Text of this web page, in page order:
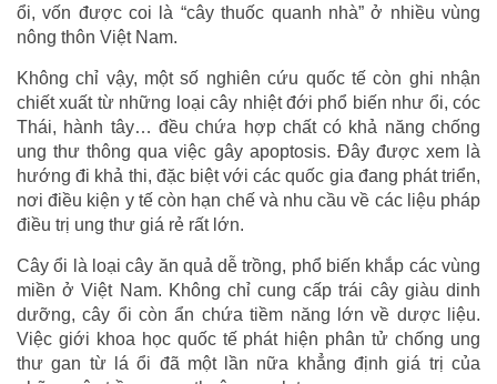
ổi, vốn được coi là “cây thuốc quanh nhà” ở nhiều vùng
nông thôn Việt Nam.
Không chỉ vậy, một số nghiên cứu quốc tế còn ghi nhận
chiết xuất từ những loại cây nhiệt đới phổ biến như ổi, cóc
Thái, hành tây… đều chứa hợp chất có khả năng chống
ung thư thông qua việc gây apoptosis. Đây được xem là
hướng đi khả thi, đặc biệt với các quốc gia đang phát triển,
nơi điều kiện y tế còn hạn chế và nhu cầu về các liệu pháp
điều trị ung thư giá rẻ rất lớn.
Cây ổi là loại cây ăn quả dễ trồng, phổ biến khắp các vùng
miền ở Việt Nam. Không chỉ cung cấp trái cây giàu dinh
dưỡng, cây ổi còn ẩn chứa tiềm năng lớn về dược liệu.
Việc giới khoa học quốc tế phát hiện phân tử chống ung
thư gan từ lá ổi đã một lần nữa khẳng định giá trị của